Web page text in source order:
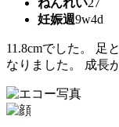
妊娠週9w4d
11.8cmでした。 足
なりました。 成長